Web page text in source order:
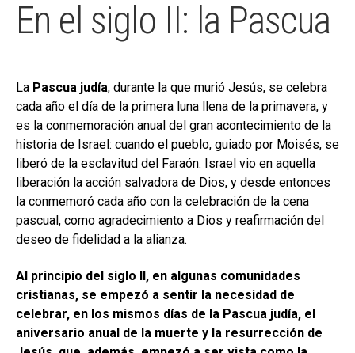
En el siglo II: la Pascua
La Pascua judía, durante la que murió Jesús, se celebra
cada año el día de la primera luna llena de la primavera, y
es la conmemoración anual del gran acontecimiento de la
historia de Israel: cuando el pueblo, guiado por Moisés, se
liberó de la esclavitud del Faraón. Israel vio en aquella
liberación la acción salvadora de Dios, y desde entonces
la conmemoró cada año con la celebración de la cena
pascual, como agradecimiento a Dios y reafirmación del
deseo de fidelidad a la alianza.
Al principio del siglo II, en algunas comunidades
cristianas, se empezó a sentir la necesidad de
celebrar, en los mismos días de la Pascua judía, el
aniversario anual de la muerte y la resurrección de